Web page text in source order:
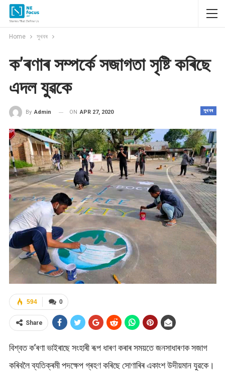
Home সুখবৰ
ক’ৰণাৰ সম্পৰ্কে সজাগতা সৃষ্টি কৰিছে
এদল যুৱকে
সুখবৰ
By Admin ON APR 27, 2020
0
594
Share
বিশ্বত ক’ৰণা ভাইৰাছে সংহাৰী ৰূপ ধাৰণ কৰাৰ সময়তে জনসাধাৰণক সজাগ
কৰিবলৈ ব্যতিক্ৰমী পদক্ষেপ গ্ৰহণ কৰিছে সোণাৰিৰ একাংশ উদীয়মান যুৱকে।